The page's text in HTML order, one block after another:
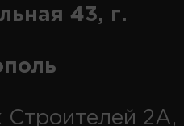
43, г.
Строителей 2А,